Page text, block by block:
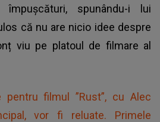
împușcături, spunându-i lui
că nu are nicio idee despre
viu pe platoul de filmare al
pentru filmul ”Rust”, cu Alec
vor fi reluate. Primele